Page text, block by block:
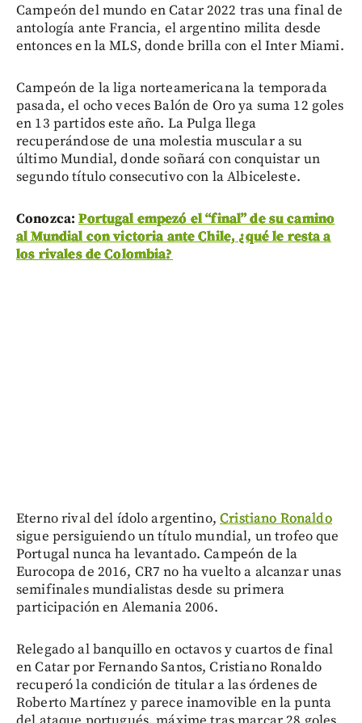
Campeón del mundo en Catar 2022 tras una final de
antología ante Francia, el argentino milita desde
entonces en la MLS, donde brilla con el Inter Miami.
Campeón de la liga norteamericana la temporada
pasada, el ocho veces Balón de Oro ya suma 12 goles
en 13 partidos este año. La Pulga llega
recuperándose de una molestia muscular a su
último Mundial, donde soñará con conquistar un
segundo título consecutivo con la Albiceleste.
Conozca:Portugal empezó el “final” de su camino
al Mundial con victoria ante Chile, ¿qué le resta a
los rivales de Colombia?
Eterno rival del ídolo argentino,Cristiano Ronaldo
sigue persiguiendo un título mundial, un trofeo que
Portugal nunca ha levantado. Campeón de la
Eurocopa de 2016, CR7 no ha vuelto a alcanzar unas
semifinales mundialistas desde su primera
participación en Alemania 2006.
Relegado al banquillo en octavos y cuartos de final
en Catar por Fernando Santos, Cristiano Ronaldo
recuperó la condición de titular a las órdenes de
Roberto Martínez y parece inamovible en la punta